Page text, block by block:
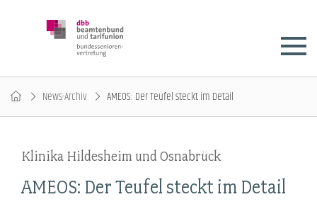
News-Archiv AMEOS: Der Teufel steckt im Detail
Klinika Hildesheim und Osnabrück
AMEOS: Der Teufel steckt im Detail